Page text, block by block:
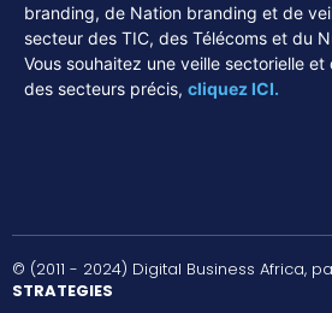
branding, de Nation branding et de
secteur des TIC, des Télécoms et du
Vous souhaitez une veille sectorielle
des secteurs précis, cliquez ICI.
© (2011 - 2024) Digital Business Africa,
STRATEGIES